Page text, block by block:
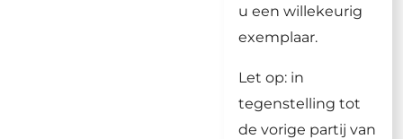
u een willekeurig
exemplaar.
Let op: in
tegenstelling tot
de vorige partij van